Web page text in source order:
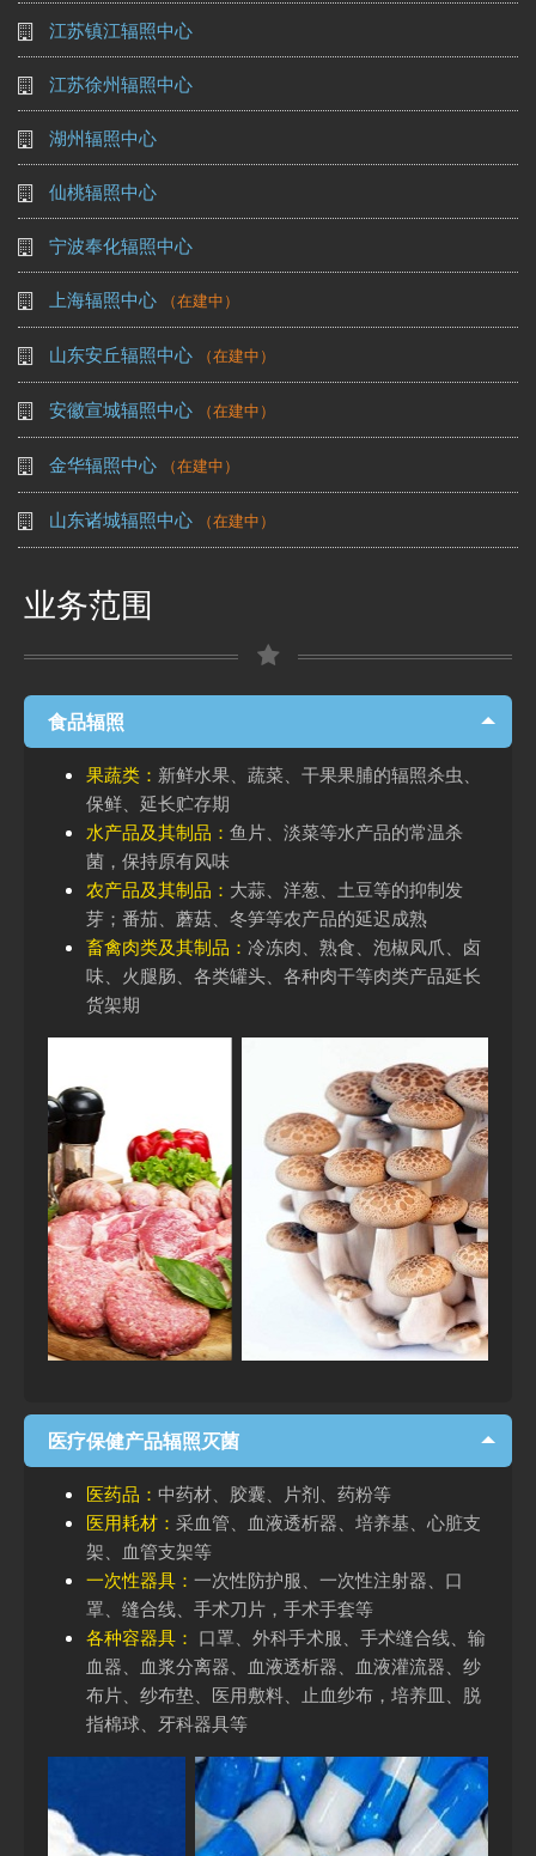
江苏镇江辐照中心
江苏徐州辐照中心
湖州辐照中心
仙桃辐照中心
宁波奉化辐照中心
上海辐照中心 （在建中）
山东安丘辐照中心 （在建中）
安徽宣城辐照中心 （在建中）
金华辐照中心 （在建中）
山东诸城辐照中心 （在建中）
业务范围
食品辐照
果蔬类： 新鲜水果、蔬菜、干果果脯的辐照杀虫、
保鲜、延长贮存期
水产品及其制品： 鱼片、淡菜等水产品的常温杀
菌，保持原有风味
农产品及其制品： 大蒜、洋葱、土豆等的抑制发
芽；番茄、蘑菇、冬笋等农产品的延迟成熟
畜禽肉类及其制品： 冷冻肉、熟食、泡椒凤爪、卤
味、火腿肠、各类罐头、各种肉干等肉类产品延长
货架期
医疗保健产品辐照灭菌
医药品： 中药材、胶囊、片剂、药粉等
医用耗材： 采血管、血液透析器、培养基、心脏支
架、血管支架等
一次性器具： 一次性防护服、一次性注射器、口
罩、缝合线、手术刀片，手术手套等
各种容器具： 口罩、外科手术服、手术缝合线、输
血器、血浆分离器、血液透析器、血液灌流器、纱
布片、纱布垫、医用敷料、止血纱布，培养皿、脱
指棉球、牙科器具等